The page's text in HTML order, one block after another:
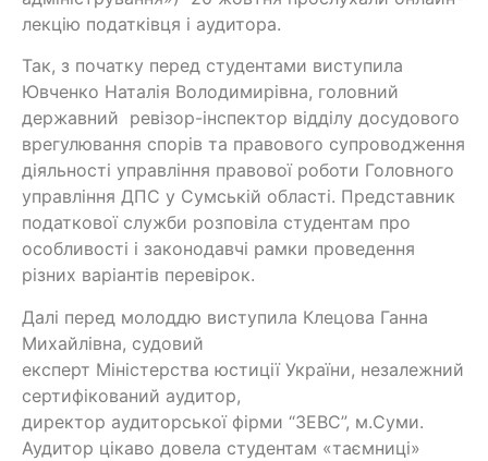
лекцію податківця і аудитора.
Так, з початку перед студентами виступила
Ювченко Наталія Володимирівна, головний
державний ревізор-інспектор відділу досудового
врегулювання спорів та правового супроводження
діяльності управління правової роботи Головного
управління ДПС у Сумській області. Представник
податкової служби розповіла студентам про
особливості і законодавчі рамки проведення
різних варіантів перевірок.
Далі перед молоддю виступила Клецова Ганна
Михайлівна, судовий
експерт Міністерства юстиції України, незалежний
сертифікований аудитор,
директор аудиторської фірми “ЗЕВС”, м.Суми.
Аудитор цікаво довела студентам «таємниці»